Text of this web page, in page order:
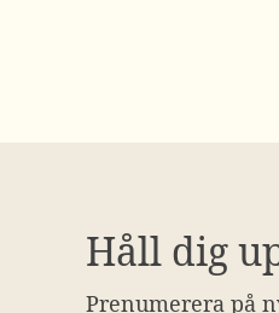
Håll dig
Prenumerera på